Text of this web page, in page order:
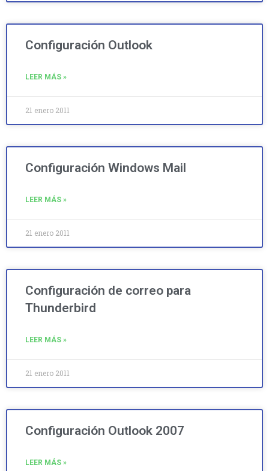
Configuración Outlook
LEER MÁS »
21 enero 2011
Configuración Windows Mail
LEER MÁS »
21 enero 2011
Configuración de correo para
Thunderbird
LEER MÁS »
21 enero 2011
Configuración Outlook 2007
LEER MÁS »